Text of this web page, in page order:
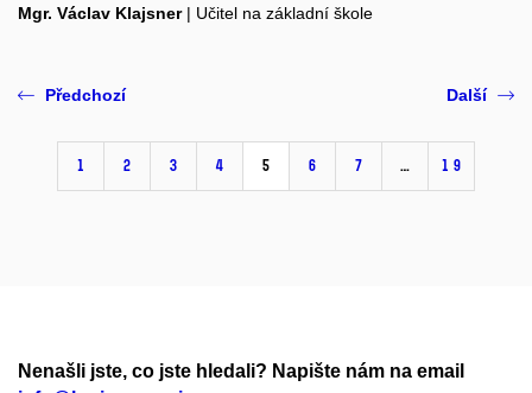
Mgr. Václav Klajsner | Učitel na základní škole
Předchozí
1 2 3 4 5 6 7 … 19
Další
Nenašli jste, co jste hledali? Napište nám na email